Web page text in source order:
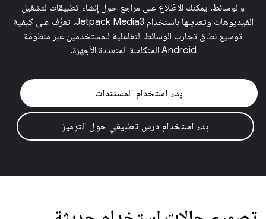
والوسائط. يمكنك الاطّلاع على مراجع حول إنشاء تطبيقات لتشغيل
الفيديوهات وتعديلها باستخدام Jetpack Media3. تعرَّف على كيفية
توسيع نطاق تجارب الوسائط التفاعلية للمستخدمين عبر منظومة
Android المتكاملة المتعددة الأجهزة.
بدء استخدام المستندات
بدء استخدام درس تطبيقي حول الترميز